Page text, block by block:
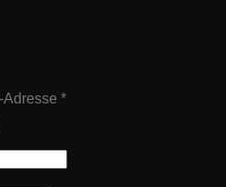
Adresse *Erforderlich